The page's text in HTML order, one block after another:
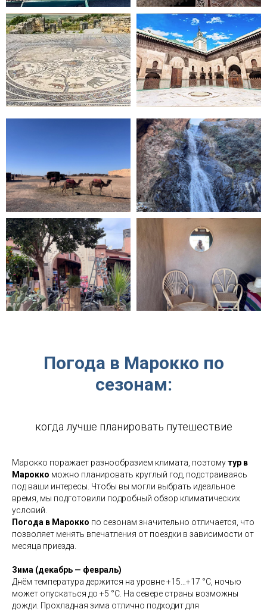
Погода в Марокко по
сезонам:
когда лучше планировать путешествие
Марокко поражает разнообразием климата, поэтомутур в
Марокко можно планировать круглый год, подстраиваясь
под ваши интересы. Чтобы вы могли выбрать идеальное
время, мы подготовили подробный обзор климатических
условий.
Погода в Марокко по сезонам значительно отличается, что
позволяет менять впечатления от поездки в зависимости от
месяца приезда.
Зима (декабрь — февраль)
Днём температура держится на уровне +15…+17 °C, ночью
может опускаться до +5 °C. На севере страны возможны
дожди. Прохладная зима отлично подходит для